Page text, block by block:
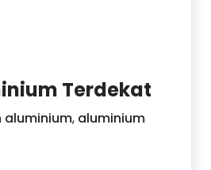
Terdekat
aluminium, aluminium